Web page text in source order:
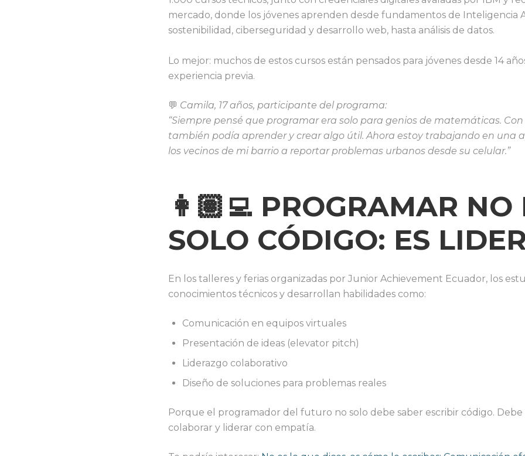
mercado, donde los jóvenes aprenden desde fundamentos de Inteligencia
sostenibilidad, ciberseguridad y desarrollo web, hasta análisis de datos.
Lo mejor: muchos de estos cursos están pensados para jóvenes desde 14
experiencia previa.
💬 Camila, 17 años, participante del programa:
“Siempre pensé que programar era solo para genios de matemáticas.
también podía aprender y crear algo útil. Ahora estoy trabajando en una
los vecinos de mi barrio a reportar problemas urbanos desde su celular.”
👩🏽‍💻 PROGRAMAR NO
SOLO CÓDIGO: ES
En los talleres y ferias organizadas por Junior Achievement Ecuador, los
conocimientos técnicos y desarrollan habilidades como:
Comunicación en equipos virtuales
Presentación de ideas (elevator pitch)
Liderazgo colaborativo
Diseño de soluciones para problemas reales
Porque el programador del futuro no solo debe saber escribir código. Debe
colaborar y liderar con empatía.